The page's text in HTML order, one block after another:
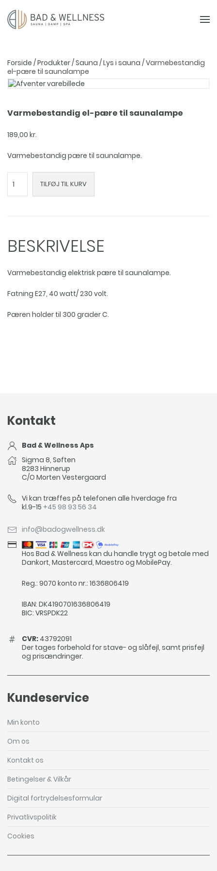
Forside /Produkter/Sauna /Lys i sauna / Varmebestandig
el-pære til saunalampe
Varmebestandig el-pære til saunalampe
189,00 kr.
Varmebestandig pære til saunalampe.
el-
pære
TILFØJ TIL KURV
BESKRIVELSE
Varmebestandig elektrisk pære til saunalampe.
Fatning E27, 40 watt/ 230 volt.
Pæren holder til 300 grader C.
Kontakt
Bad & Wellness Aps
Sigma 8, Søften
8283 Hinnerup
C/O Morten Vestergaard
Vi kan træffes på telefonen alle hverdage fra
kl.9-15 +45 98 93 56 34
info@badogwellness.dk
Hos Bad & Wellness kan du handle trygt og betale med
Dankort, Mastercard, Maestro og MobilePay.
Reg.: 9070 konto nr.: 1636806419
IBAN: DK4190701636806419
BIC: VRSPDK22
CVR: 43792091
Der tages forbehold for stave- og slåfejl, samt prisfejl
og prisændringer.
Kundeservice
Min konto
Om os
Kontakt os
Betingelser & Vilkår
Digital fortrydelsesformular
Privatlivspolitik
Cookies